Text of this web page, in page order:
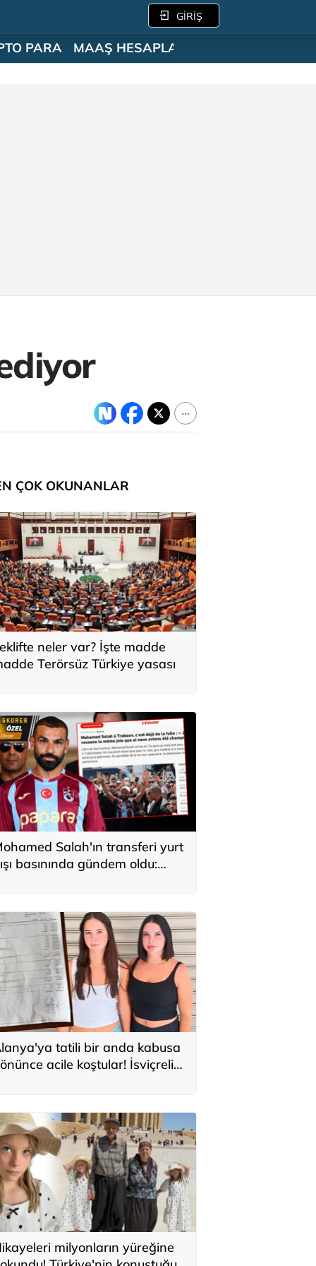
GİRİŞ
PARA MAAŞ HESAPLAMA
ÇOK OKUNANLAR
neler var? İşte madde
Terörsüz Türkiye yasası
Salah'ın transferi yurt
basınında gündem oldu:
tatili bir anda kabusa
acile koştular! İsviçreli
milyonların yüreğine